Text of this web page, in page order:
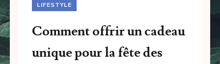
LIFESTYLE
Comment offrir un cadeau
unique pour la fête des